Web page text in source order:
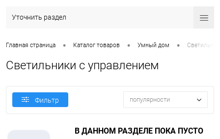
Уточнить раздел
Главная страница • Каталог товаров • Умный дом •
Светильники с управлением
Фильтр популярности
В ДАННОМ РАЗДЕЛЕ ПОКА ПУСТО